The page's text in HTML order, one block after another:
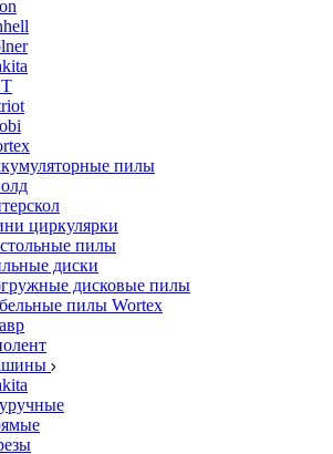
пилы
циркулярки
пилы
диски
дисковые пилы
пилы Wortex